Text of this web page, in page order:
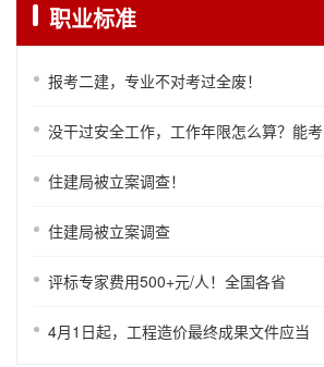
职业标准
报考二建，专业不对考过全废！
没干过安全工作，工作年限怎么算？能考
住建局被立案调查！
住建局被立案调查
评标专家费用500+元/人！全国各省
4月1日起，工程造价最终成果文件应当